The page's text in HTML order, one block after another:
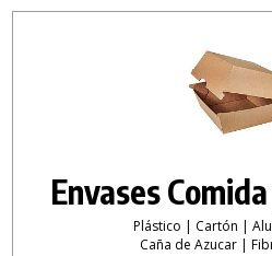
Envases
Plástico | Cartón |
Caña de Azucar |